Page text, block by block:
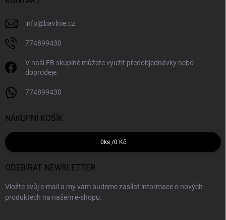
info@bavlnie.cz
774899430
V naší FB skupině můžete využít předobjednávky nebo
doprodeje.
774899430
NÁKUPNÍ KOŠÍK
0 ks /0 Kč
ODEBÍRAT NEWSLETTER
Vložte svůj e-mail a my vám budeme zasílat informace o nových
produktech na našem e-shopu.